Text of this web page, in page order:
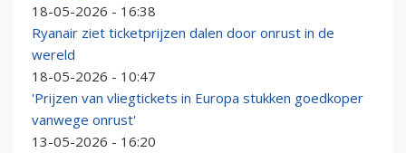
18-05-2026 - 16:38
Ryanair ziet ticketprijzen dalen door onrust in de
wereld
18-05-2026 - 10:47
'Prijzen van vliegtickets in Europa stukken goedkoper
vanwege onrust'
13-05-2026 - 16:20